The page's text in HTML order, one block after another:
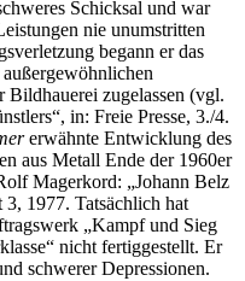
Schicksal und war
nie unumstritten
begann er das
Bildhauerei zugelassen (vgl.
in: Freie Presse, 3./4.
erwähnte Entwicklung des
aus Metall Ende der 1960er
Magerkord: „Johann Belz
1977. Tatsächlich hat
„Kampf und Sieg
nicht fertiggestellt. Er
schwerer Depressionen.